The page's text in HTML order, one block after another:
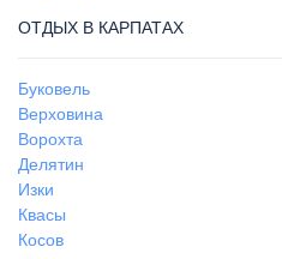
ОТДЫХ В КАРПАТАХ
Буковель
Верховина
Ворохта
Делятин
Изки
Квасы
Косов